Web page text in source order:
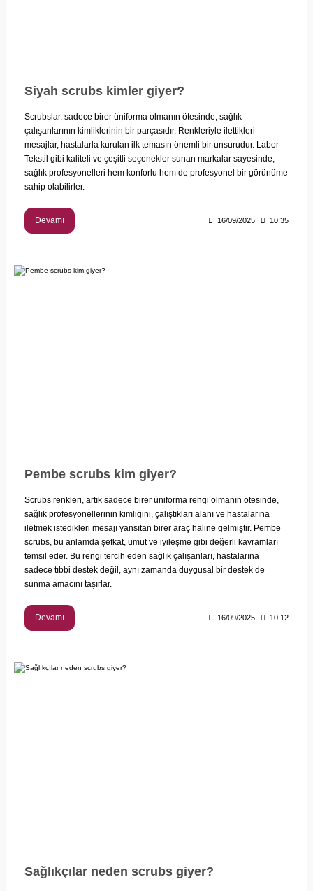
Siyah scrubs kimler giyer?
Scrubslar, sadece birer üniforma olmanın ötesinde, sağlık
çalışanlarının kimliklerinin bir parçasıdır. Renkleriyle ilettikleri
mesajlar, hastalarla kurulan ilk temasın önemli bir unsurudur. Labor
Tekstil gibi kaliteli ve çeşitli seçenekler sunan markalar sayesinde,
sağlık profesyonelleri hem konforlu hem de profesyonel bir görünüme
sahip olabilirler.
Devamı 16/09/2025 10:35
Pembe scrubs kim giyer?
Scrubs renkleri, artık sadece birer üniforma rengi olmanın ötesinde,
sağlık profesyonellerinin kimliğini, çalıştıkları alanı ve hastalarına
iletmek istedikleri mesajı yansıtan birer araç haline gelmiştir. Pembe
scrubs, bu anlamda şefkat, umut ve iyileşme gibi değerli kavramları
temsil eder. Bu rengi tercih eden sağlık çalışanları, hastalarına
sadece tıbbi destek değil, aynı zamanda duygusal bir destek de
sunma amacını taşırlar.
Devamı 16/09/2025 10:12
Sağlıkçılar neden scrubs giyer?